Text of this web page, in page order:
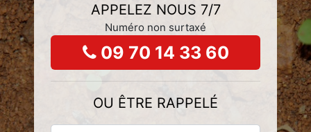
APPELEZ NOUS 7/7
Numéro non surtaxé
09 70 14 33 60
OU ÊTRE RAPPELÉ